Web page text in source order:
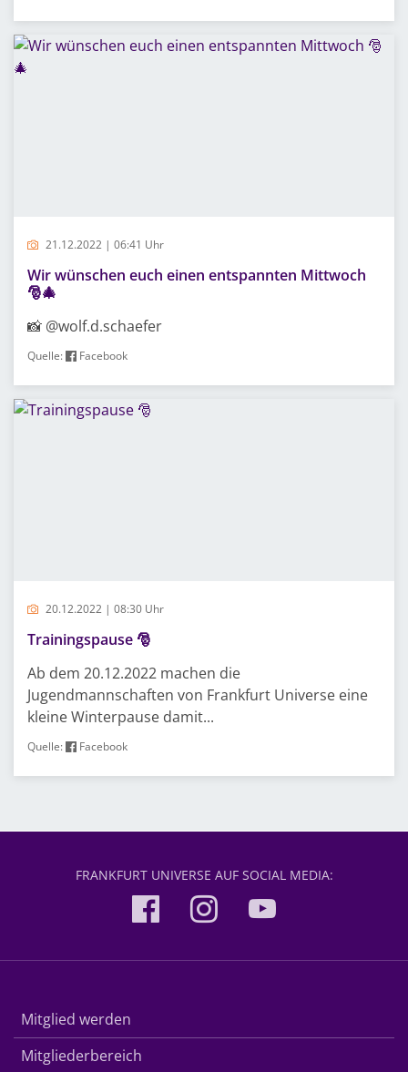
21.12.2022 | 06:41 Uhr
Wir wünschen euch einen entspannten Mittwoch
🎅🎄
📸 @wolf.d.schaefer
Quelle: Facebook
20.12.2022 | 08:30 Uhr
Trainingspause 🎅
Ab dem 20.12.2022 machen die
Jugendmannschaften von Frankfurt Universe eine
kleine Winterpause damit...
Quelle: Facebook
FRANKFURT UNIVERSE AUF SOCIAL MEDIA:
Mitglied werden
Mitgliederbereich